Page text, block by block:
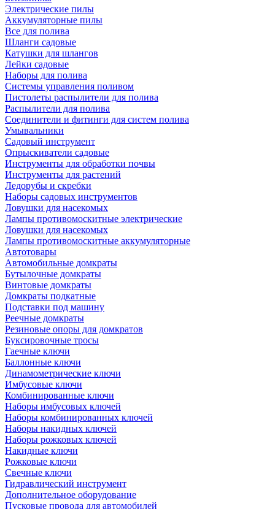
Электрические пилы
Аккумуляторные пилы
Все для полива
Шланги садовые
Катушки для шлангов
Лейки садовые
Наборы для полива
Системы управления поливом
Пистолеты распылители для полива
Распылители для полива
Соединители и фитинги для систем полива
Умывальники
Садовый инструмент
Опрыскиватели садовые
Инструменты для обработки почвы
Инструменты для растений
Ледорубы и скребки
Наборы садовых инструментов
Ловушки для насекомых
Лампы противомоскитные электрические
Ловушки для насекомых
Лампы противомоскитные аккумуляторные
Автотовары
Автомобильные домкраты
Бутылочные домкраты
Винтовые домкраты
Домкраты подкатные
Подставки под машину
Реечные домкраты
Резиновые опоры для домкратов
Буксировочные тросы
Гаечные ключи
Баллонные ключи
Динамометрические ключи
Имбусовые ключи
Комбинированные ключи
Наборы имбусовых ключей
Наборы комбинированных ключей
Наборы накидных ключей
Наборы рожковых ключей
Накидные ключи
Рожковые ключи
Свечные ключи
Гидравлический инструмент
Дополнительное оборудование
Пусковые провода для автомобилей